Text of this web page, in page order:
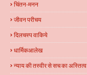
चिंतन-मनन
जीवन परीचय
दिलचस्प वाकिये
धार्मिकआलेख
न्याय की तस्वीर से सच का अस्तित्व